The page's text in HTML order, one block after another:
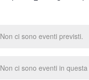
Non ci sono eventi previsti.
Non ci sono eventi in